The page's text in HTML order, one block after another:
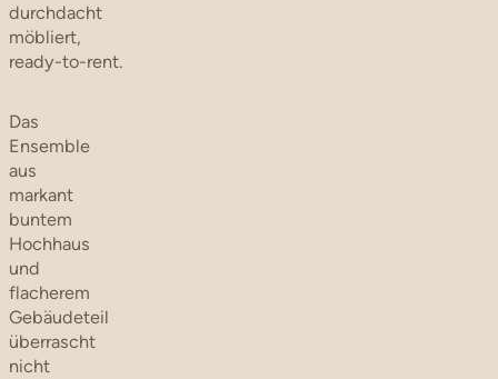
durchdacht
möbliert,
ready-to-rent.
Das
Ensemble
aus
markant
buntem
Hochhaus
und
flacherem
Gebäudeteil
überrascht
nicht